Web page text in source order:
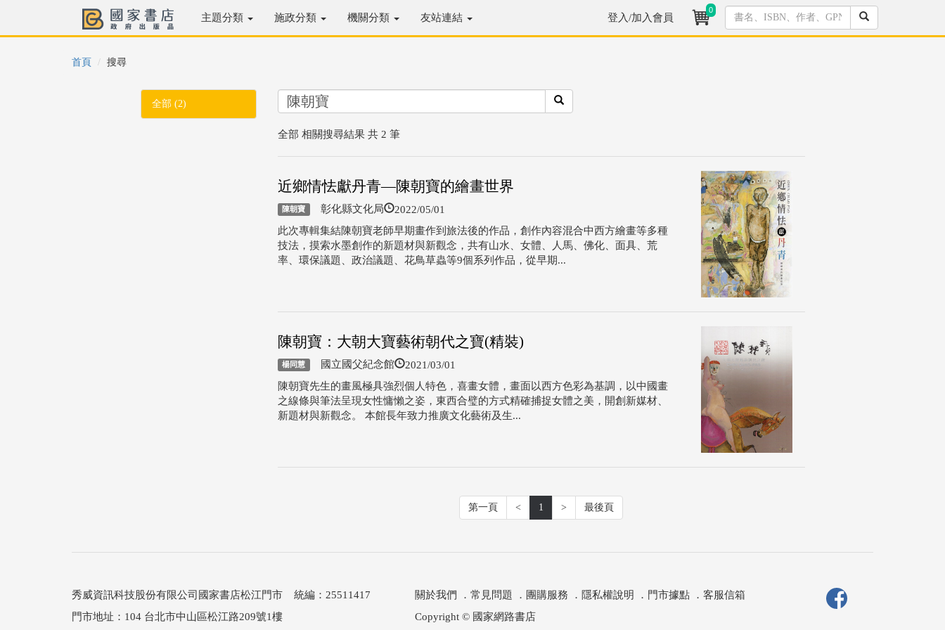
主題分類 施政分類 機關分類 友站連結 登入/加入會員
0
首頁 搜尋
全部 (2)
全部 相關搜尋結果 共 2 筆
近鄉情怯獻丹青—陳朝寶的繪畫世界
陳朝寶 彰化縣文化局 2022/05/01
此次專輯集結陳朝寶老師早期畫作到旅法後的作品，創作內容混合中西方繪畫等多種
技法，摸索水墨創作的新題材與新觀念，共有山水、女體、人馬、佛化、面具、荒
率、環保議題、政治議題、花鳥草蟲等9個系列作品，從早期...
陳朝寶：大朝大寶藝術朝代之寶(精裝)
楊同慧 國立國父紀念館 2021/03/01
陳朝寶先生的畫風極具強烈個人特色，喜畫女體，畫面以西方色彩為基調，以中國畫
之線條與筆法呈現女性慵懶之姿，東西合璧的方式精確捕捉女體之美，開創新媒材、
新題材與新觀念。 本館長年致力推廣文化藝術及生...
第一頁 < 1 > 最後頁
秀威資訊科技股份有限公司國家書店松江門市 統編：25511417
門市地址：104 台北市中山區松江路209號1樓
關於我們 ． 常見問題 ． 團購服務 ． 隱私權說明 ． 門市據點． 客服信箱
Copyright © 國家網路書店